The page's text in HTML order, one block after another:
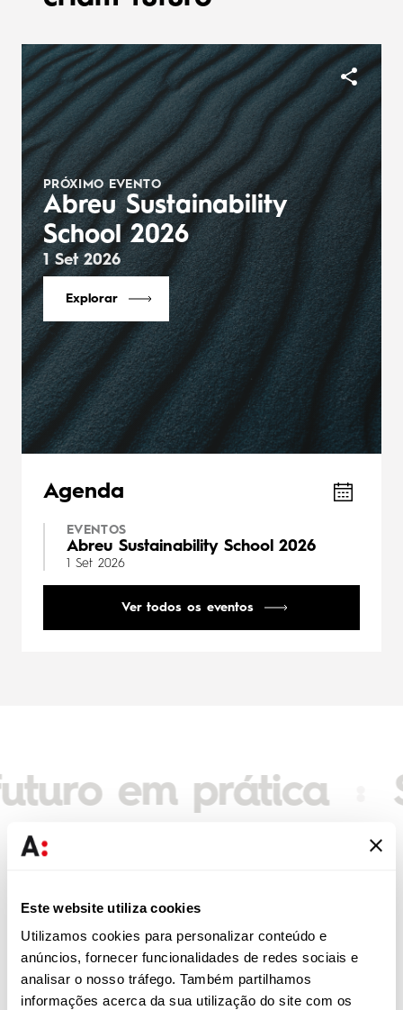
Este website utiliza cookies
Utilizamos cookies para personalizar conteúdo e
anúncios, fornecer funcionalidades de redes sociais e
analisar o nosso tráfego. Também partilhamos
informações acerca da sua utilização do site com os
9
99
PRÓXIMO EVENTO
Abreu Sustainability
School 2026
1 Set 2026
Explorar
Agenda
EVENTOS
Abreu Sustainability School 2026
1 Set 2026
Ver todos os eventos
prática
As pessoas, a
nossa força